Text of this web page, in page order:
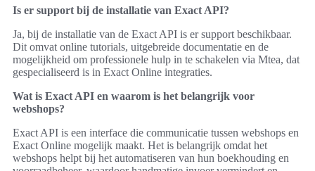
Is er support bij de installatie van Exact API?
Ja, bij de installatie van de Exact API is er support beschikbaar.
Dit omvat online tutorials, uitgebreide documentatie en de
mogelijkheid om professionele hulp in te schakelen via Mtea, dat
gespecialiseerd is in Exact Online integraties.
Wat is Exact API en waarom is het belangrijk voor
webshops?
Exact API is een interface die communicatie tussen webshops en
Exact Online mogelijk maakt. Het is belangrijk omdat het
webshops helpt bij het automatiseren van hun boekhouding en